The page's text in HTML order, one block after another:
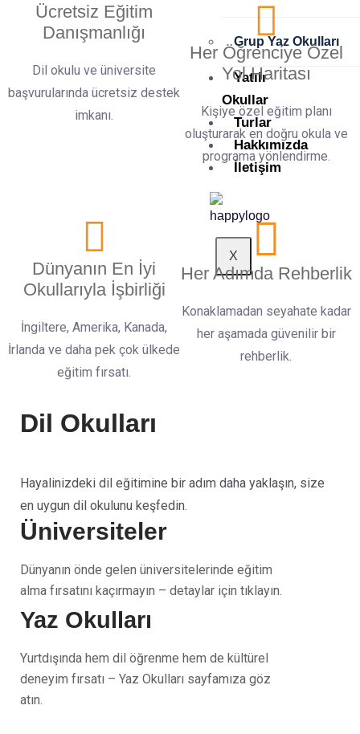
Grup Yaz Okulları
Yatılı
Okullar
Turlar
Hakkımızda
İletişim
X
Ücretsiz Eğitim
Danışmanlığı
Dil okulu ve üniversite
başvurularında ücretsiz destek
imkanı.
Dünyanın En İyi
Okullarıyla İşbirliği
İngiltere, Amerika, Kanada,
İrlanda ve daha pek çok ülkede
eğitim fırsatı.
Her Öğrenciye Özel
Yol Haritası
Kişiye özel eğitim planı
oluşturarak en doğru okula ve
programa yönlendirme.
Her Adımda Rehberlik
Konaklamadan seyahate kadar
her aşamada güvenilir bir
rehberlik.
Dil Okulları
Hayalinizdeki dil eğitimine bir adım daha yaklaşın, size
en uygun dil okulunu keşfedin.
Üniversiteler
Dünyanın önde gelen üniversitelerinde eğitim
alma fırsatını kaçırmayın – detaylar için tıklayın.
Yaz Okulları
Yurtdışında hem dil öğrenme hem de kültürel
deneyim fırsatı – Yaz Okulları sayfamıza göz
atın.